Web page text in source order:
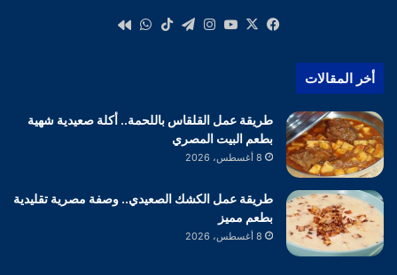
فيسبوك
‫X
‫YouTube
انستقرام
تيلقرام‫TikTokواتساب
أخر المقالات
طريقة عمل القلقاس باللحمة.. أكلة صعيدية شهية
بطعم البيت المصري
8 أغسطس، 2026
طريقة عمل الكشك الصعيدي.. وصفة مصرية تقليدية
بطعم مميز
8 أغسطس، 2026